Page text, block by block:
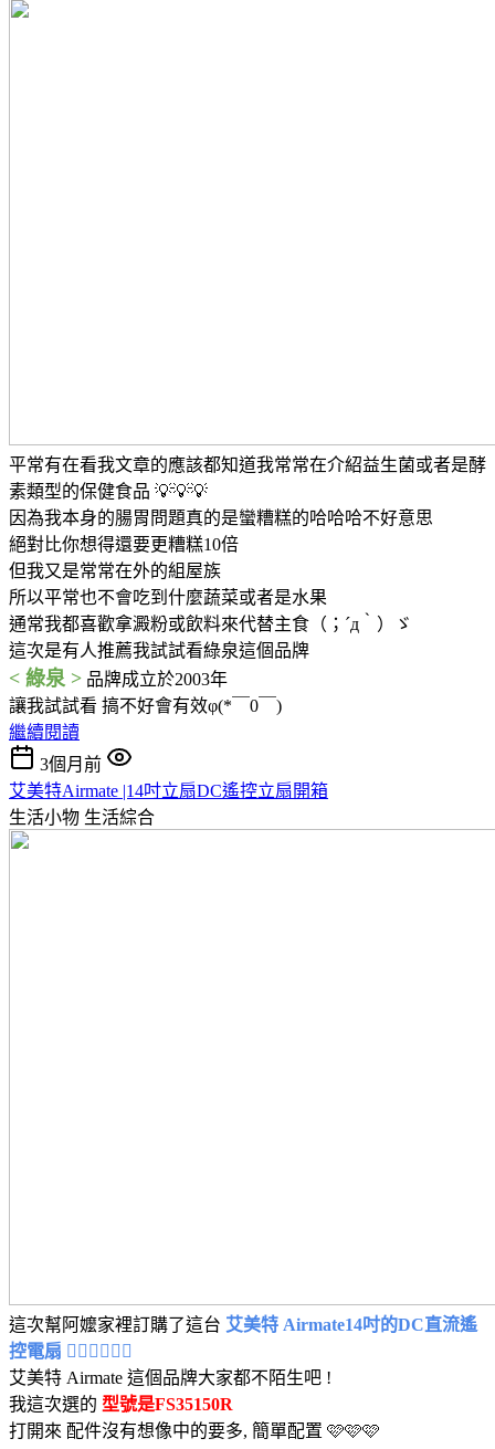
平常有在看我文章的應該都知道我常常在介紹益生菌或者是酵
素類型的保健食品 💡💡💡
因為我本身的腸胃問題真的是蠻糟糕的哈哈哈不好意思
絕對比你想得還要更糟糕10倍
但我又是常常在外的組屋族
所以平常也不會吃到什麼蔬菜或者是水果
通常我都喜歡拿澱粉或飲料來代替主食（；´д｀）ゞ
這次是有人推薦我試試看綠泉這個品牌
< 綠泉 > 品牌成立於2003年
讓我試試看 搞不好會有效φ(*￣0￣)
繼續閱讀
3個月前
艾美特Airmate |14吋立扇DC遙控立扇開箱
生活小物 生活綜合
這次幫阿嬤家裡訂購了這台 艾美特 Airmate14吋的DC直流遙
控電扇 😶‍🌫️😶‍🌫️😶‍🌫️
艾美特 Airmate 這個品牌大家都不陌生吧 !
我這次選的 型號是FS35150R
打開來 配件沒有想像中的要多, 簡單配置 🩷🩷🩷